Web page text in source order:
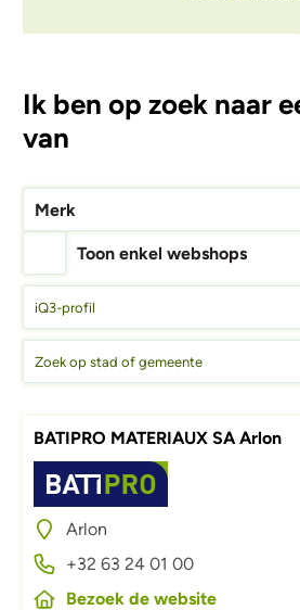
Ik ben op zoek naar
van
Merk
Toon enkel webshops
BATIPRO MATERIAUX SA Arlon
Afbeelding
Arlon
+32 63 24 01 00
Bezoek de website